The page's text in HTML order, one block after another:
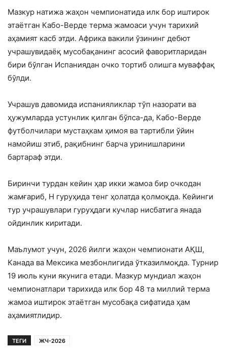
Мазкур натижа жаҳон чемпионатида илк бор иштирок
этаётган Кабо-Верде терма жамоаси учун тарихий
аҳамият касб этди. Африка вакили ўзининг дебют
учрашувидаёқ мусобақанинг асосий фаворитларидан
бири бўлган Испаниядан очко тортиб олишга муваффақ
бўлди.
Учрашув давомида испанияликлар тўп назорати ва
ҳужумларда устунлик қилган бўлса-да, Кабо-Верде
футболчилари мустаҳкам ҳимоя ва тартибли ўйин
намойиш этиб, рақибнинг барча уринишларини
бартараф этди.
Биринчи турдан кейин ҳар икки жамоа бир очкодан
жамғариб, H гуруҳида тенг ҳолатда қолмоқда. Кейинги
тур учрашувлари гуруҳдаги кучлар нисбатига янада
ойдинлик киритади.
Маълумот учун, 2026 йилги жаҳон чемпионати АҚШ,
Канада ва Мексика мезбонлигида ўтказилмоқда. Турнир
19 июль куни якунига етади. Мазкур мундиал жаҳон
чемпионатлари тарихида илк бор 48 та миллий терма
жамоа иштирок этаётган мусобақа сифатида ҳам
аҳамиятлидир.
ТЕГИ ЖЧ-2026